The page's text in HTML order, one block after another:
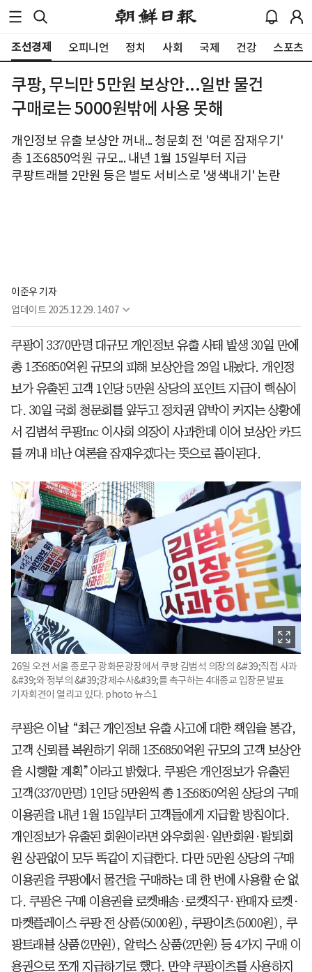
조선경제 오피니언 정치 사회 국제 건강 스포츠
쿠팡, 무늬만 5만원 보상안...일반 물건
구매로는 5000원밖에 사용 못해
개인정보 유출 보상안 꺼내... 청문회 전 '여론 잠재우기'
총 1조6850억원 규모... 내년 1월 15일부터 지급
쿠팡트래블 2만원 등은 별도 서비스로 '생색내기' 논란
이준우 기자
업데이트 2025.12.29. 14:07
쿠팡이 3370만명 대규모 개인정보 유출 사태 발생 30일 만에
총 1조6850억원 규모의 피해 보상안을 29일 내놨다. 개인정
보가 유출된 고객 1인당 5만원 상당의 포인트 지급이 핵심이
다. 30일 국회 청문회를 앞두고 정치권 압박이 커지는 상황에
서 김범석 쿠팡Inc 이사회 의장이 사과한데 이어 보상안 카드
를 꺼내 비난 여론을 잠재우겠다는 뜻으로 풀이된다.
26일 오전 서울 종로구 광화문광장에서 쿠팡 김범석 의장의 &#39;직접 사과
&#39;와 정부의 &#39;강제수사&#39;를 촉구하는 4대종교 입장문 발표
기자회견이 열리고 있다. photo 뉴스1
쿠팡은 이날 “최근 개인정보 유출 사고에 대한 책임을 통감,
고객 신뢰를 복원하기 위해 1조6850억원 규모의 고객 보상안
을 시행할 계획”이라고 밝혔다. 쿠팡은 개인정보가 유출된
고객(3370만명) 1인당 5만원씩 총 1조6850억원 상당의 구매
이용권을 내년 1월 15일부터 고객들에게 지급할 방침이다.
개인정보가 유출된 회원이라면 와우회원·일반회원·탈퇴회
원 상관없이 모두 똑같이 지급한다. 다만 5만원 상당의 구매
이용권을 쿠팡에서 물건을 구매하는 데 한 번에 사용할 순 없
다. 쿠팡은 구매 이용권을 로켓배송·로켓직구·판매자 로켓·
마켓플레이스 쿠팡 전 상품(5000원), 쿠팡이츠(5000원), 쿠
팡트래블 상품(2만원), 알럭스 상품(2만원) 등 4가지 구매 이
용권으로 쪼개 지급하기로 했다. 만약 쿠팡이츠를 사용하지